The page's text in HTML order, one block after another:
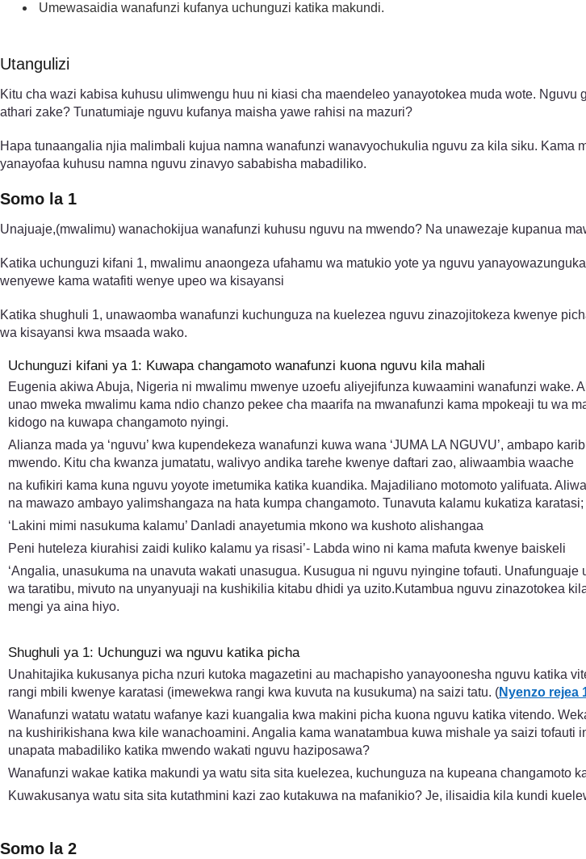
Umewasaidia wanafunzi kufanya uchunguzi katika makundi.
Utangulizi
Kitu cha wazi kabisa kuhusu ulimwengu huu ni kiasi cha maendeleo yanayotokea muda wote.
athari zake? Tunatumiaje nguvu kufanya maisha yawe rahisi na mazuri?
Hapa tunaangalia njia malimbali kujua namna wanafunzi wanavyochukulia nguvu za kila siku.
yanayofaa kuhusu namna nguvu zinavyo sababisha mabadiliko.
Somo la 1
Unajuaje,(mwalimu) wanachokijua wanafunzi kuhusu nguvu na mwendo? Na unawezaje kupanua
Katika uchunguzi kifani 1, mwalimu anaongeza ufahamu wa matukio yote ya nguvu
wenyewe kama watafiti wenye upeo wa kisayansi
Katika shughuli 1, unawaomba wanafunzi kuchunguza na kuelezea nguvu zinazojitokeza kwenye
wa kisayansi kwa msaada wako.
Uchunguzi kifani ya 1: Kuwapa changamoto wanafunzi kuona nguvu kila mahali
Eugenia akiwa Abuja, Nigeria ni mwalimu mwenye uzoefu aliyejifunza kuwaamini wanafunzi
unao mweka mwalimu kama ndio chanzo pekee cha maarifa na mwanafunzi kama mpokeaji tu wa
kidogo na kuwapa changamoto nyingi.
Alianza mada ya ‘nguvu’ kwa kupendekeza wanafunzi kuwa wana ‘JUMA LA NGUVU’, ambapo
mwendo. Kitu cha kwanza jumatatu, walivyo andika tarehe kwenye daftari zao, aliwaambia waache
na kufikiri kama kuna nguvu yoyote imetumika katika kuandika. Majadiliano motomoto yalifuata.
na mawazo ambayo yalimshangaza na hata kumpa changamoto. Tunavuta kalamu kukatiza karatasi;
‘Lakini mimi nasukuma kalamu’ Danladi anayetumia mkono wa kushoto alishangaa
Peni huteleza kiurahisi zaidi kuliko kalamu ya risasi’- Labda wino ni kama mafuta kwenye baiskeli
‘Angalia, unasukuma na unavuta wakati unasugua. Kusugua ni nguvu nyingine tofauti.
wa taratibu, mivuto na unyanyuaji na kushikilia kitabu dhidi ya uzito.Kutambua nguvu zinazotokea
mengi ya aina hiyo.
Shughuli ya 1: Uchunguzi wa nguvu katika picha
Unahitajika kukusanya picha nzuri kutoka magazetini au machapisho yanayoonesha nguvu katika
rangi mbili kwenye karatasi (imewekwa rangi kwa kuvuta na kusukuma) na saizi tatu. (Nyenzo rejea
Wanafunzi watatu watatu wafanye kazi kuangalia kwa makini picha kuona nguvu katika vitendo.
na kushirikishana kwa kile wanachoamini. Angalia kama wanatambua kuwa mishale ya saizi
unapata mabadiliko katika mwendo wakati nguvu haziposawa?
Wanafunzi wakae katika makundi ya watu sita sita kuelezea, kuchunguza na kupeana changamoto
Kuwakusanya watu sita sita kutathmini kazi zao kutakuwa na mafanikio? Je, ilisaidia kila kundi
Somo la 2